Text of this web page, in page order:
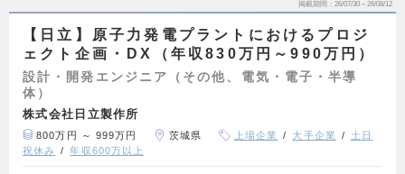
掲載期間 26/07/30～26/08/12
【日立】原子力発電プラントにおけるプロジ
ェクト企画・DX（年収830万円～990万円）
設計・開発エンジニア（その他、電気・電子・半導
体）
株式会社日立製作所
800万円 ～ 999万円 茨城県 上場企業 大手企業
土日
祝休み
年収600万以上